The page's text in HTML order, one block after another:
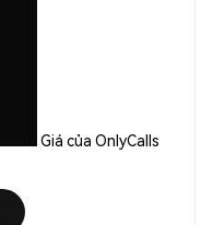
Giá của OnlyCalls